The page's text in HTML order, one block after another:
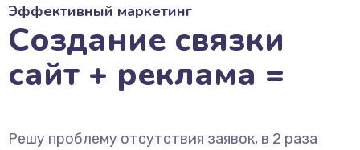
Эффективный маркетинг
Создание связки
сайт + реклама =
Решу проблему отсутствия заявок, в 2 раза